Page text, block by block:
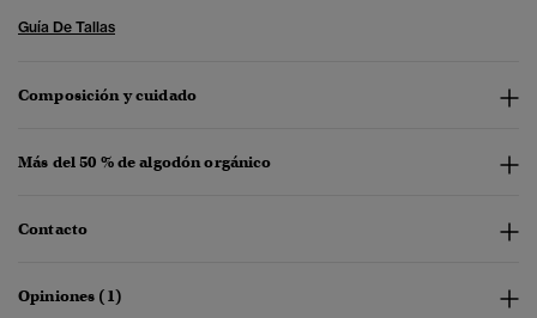
Guía De Tallas
Composición y cuidado
Más del 50 % de algodón orgánico
Contacto
Opiniones (1)